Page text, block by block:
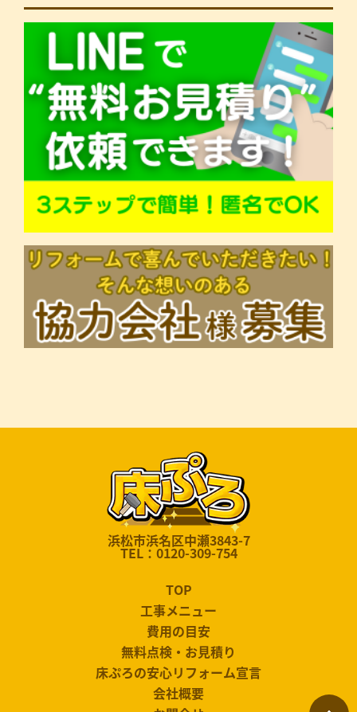
浜松市浜名区中瀬3843-7
TEL：0120-309-754
TOP
工事メニュー
費用の目安
無料点検・お見積り
床ぷろの安心リフォーム宣言
会社概要